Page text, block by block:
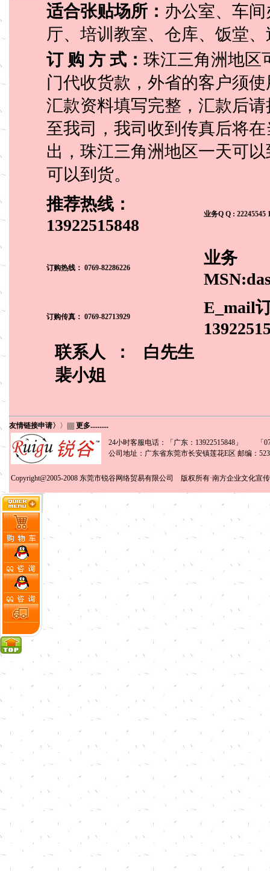
适合张贴场所： 办公室、车
厅、培训教室、仓库、饭堂
订 购 方 式： 珠江三角洲地区
门代收货款，外省的客户须
汇款资料填写完整，汇款后
至我司，我司收到传真后将
出，珠江三角洲地区一天可
可以到货。
推荐热线：
13922515848
业务Q Q : 22245545
订购热线： 0769-82286226
业务
订购传真： 0769-82713929
E_mail
联系人 ：
白先生
裴小姐
友情链接申请〉 〉
更多..........
24小时客服电话：「广东：13922515848」 「
公司地址：广东省东莞市长安镇莲花E区 邮编：
Copyright@2005-2008 东莞市锐谷网络贸易有限公司 版权所有·南方企业文化宣